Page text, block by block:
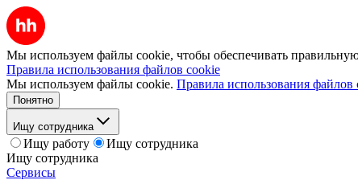
Мы используем файлы cookie, чтобы обеспечивать
Правила использования файлов cookie
Мы используем файлы cookie. Правила использования файлов
Понятно
Ищу сотрудника
Ищу работу
Ищу сотрудника
Ищу сотрудника
Сервисы